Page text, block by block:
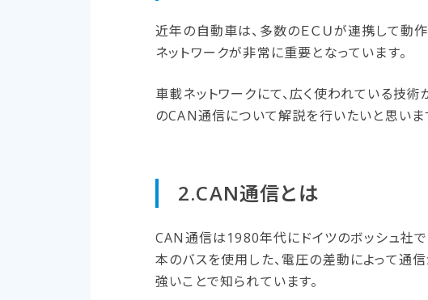
近年の自動車は、多数のＥＣＵが連携して動
ネットワークが非常に重要となっています。
車載ネットワークにて、広く使われている技
のCAN通信について解説を行いたいと思いま
2.CAN通信とは
CAN通信は1980年代にドイツのボッシュ社
本のバスを使用した、電圧の差動によって通
強いことで知られています。